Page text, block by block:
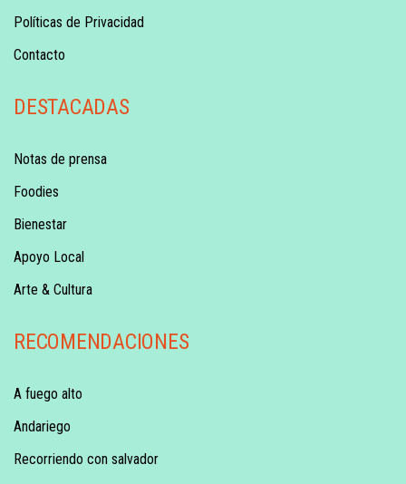
Políticas de Privacidad
Contacto
DESTACADAS
Notas de prensa
Foodies
Bienestar
Apoyo Local
Arte & Cultura
RECOMENDACIONES
A fuego alto
Andariego
Recorriendo con salvador